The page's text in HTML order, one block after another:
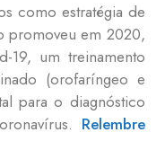
como estratégia de
promoveu em 2020,
19, um treinamento
(orofaríngeo e
para o diagnóstico
Relembre